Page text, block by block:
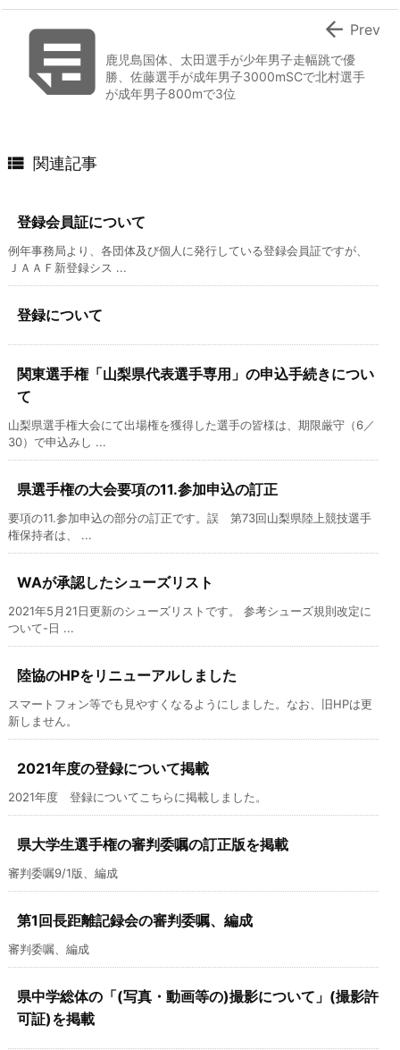
鹿児島国体、太田選手が少年男子走幅跳で優
勝、佐藤選手が成年男子3000mSCで北村選手
が成年男子800mで3位
 Prev
 関連記事
登録会員証について
例年事務局より、各団体及び個人に発行している登録会員証ですが、
ＪＡＡＦ新登録シス ...
登録について
関東選手権「山梨県代表選手専用」の申込手続きについ
て
山梨県選手権大会にて出場権を獲得した選手の皆様は、期限厳守（6／
30）で申込みし ...
県選手権の大会要項の11.参加申込の訂正
要項の11.参加申込の部分の訂正です。誤 第73回山梨県陸上競技選手
権保持者は、 ...
WAが承認したシューズリスト
2021年5月21日更新のシューズリストです。 参考シューズ規則改定に
ついて-日 ...
陸協のHPをリニューアルしました
スマートフォン等でも見やすくなるようにしました。なお、旧HPは更
新しません。
2021年度の登録について掲載
2021年度 登録についてこちらに掲載しました。
県大学生選手権の審判委嘱の訂正版を掲載
審判委嘱9/1版、編成
第1回長距離記録会の審判委嘱、編成
審判委嘱、編成
県中学総体の「(写真・動画等の)撮影について」(撮影許
可証)を掲載